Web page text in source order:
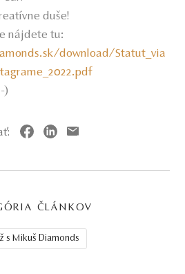
duše!
nájdete tu:
download/Statut_via
)
ČLÁNKOV
s Mikuš Diamonds